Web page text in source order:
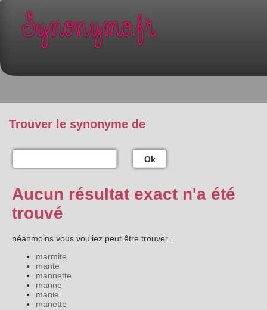
Trouver le synonyme de
Ok
Aucun résultat exact n'a été
trouvé
néanmoins vous vouliez peut être trouver...
marmite
mante
mannette
manne
manie
manette